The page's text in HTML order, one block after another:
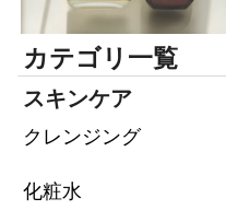
カテゴリ一覧
スキンケア
クレンジング
化粧水